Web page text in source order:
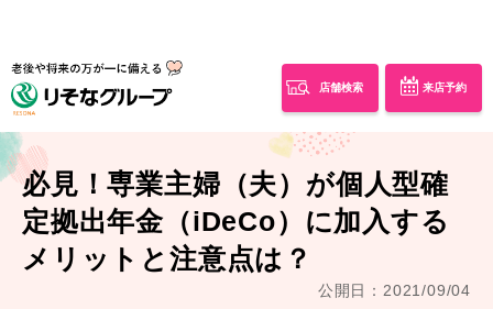
店舗検索 来店予約
必見！専業主婦（夫）が個人型確
定拠出年金（iDeCo）に加入する
メリットと注意点は？
公開日：2021/09/04